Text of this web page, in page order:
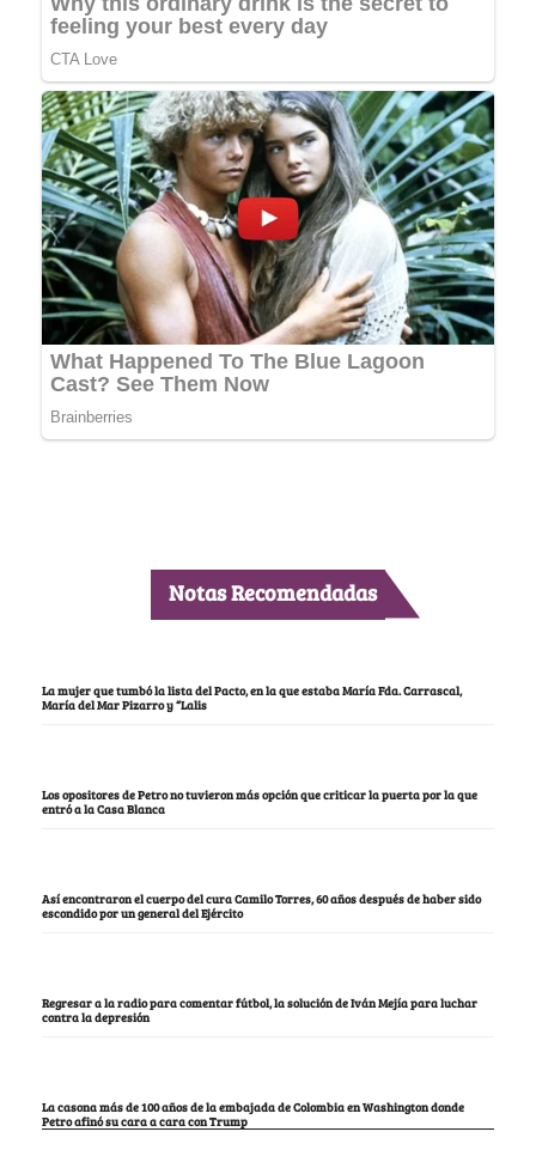
Notas Recomendadas
La mujer que tumbó la lista del Pacto, en la que estaba María Fda. Carrascal,
María del Mar Pizarro y “Lalis
Los opositores de Petro no tuvieron más opción que criticar la puerta por la que
entró a la Casa Blanca
Así encontraron el cuerpo del cura Camilo Torres, 60 años después de haber sido
escondido por un general del Ejército
Regresar a la radio para comentar fútbol, la solución de Iván Mejía para luchar
contra la depresión
La casona más de 100 años de la embajada de Colombia en Washington donde
Petro afinó su cara a cara con Trump